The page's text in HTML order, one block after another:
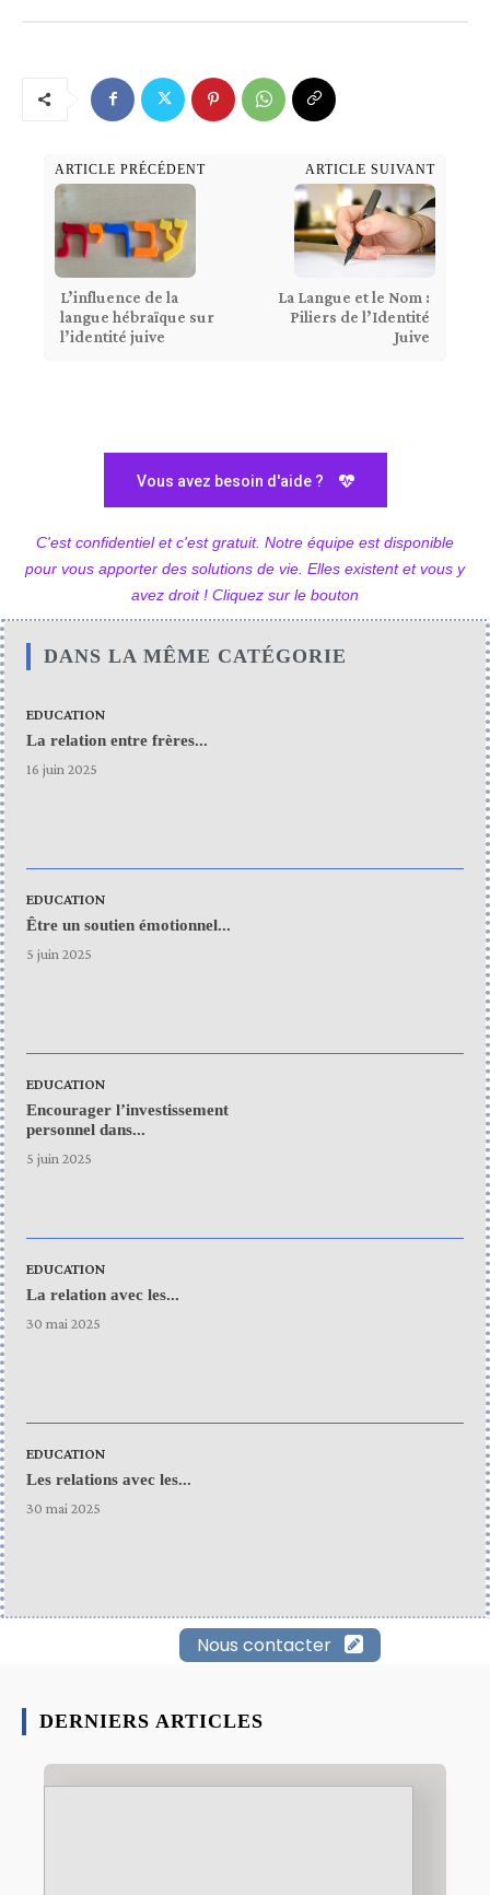
ARTICLE PRÉCÉDENT
L’influence de la
langue hébraïque sur
l’identité juive
ARTICLE SUIVANT
La Langue et le Nom :
Piliers de l’Identité
Juive
Vous avez besoin d'aide ?
C'est confidentiel et c'est gratuit. Notre équipe est disponible
pour vous apporter des solutions de vie. Elles existent et vous y
avez droit ! Cliquez sur le bouton
DANS LA MÊME CATÉGORIE
EDUCATION
La relation entre frères...
16 juin 2025
EDUCATION
Être un soutien émotionnel...
5 juin 2025
EDUCATION
Encourager l’investissement
personnel dans...
5 juin 2025
EDUCATION
La relation avec les...
30 mai 2025
EDUCATION
Les relations avec les...
30 mai 2025
Nous contacter
DERNIERS ARTICLES